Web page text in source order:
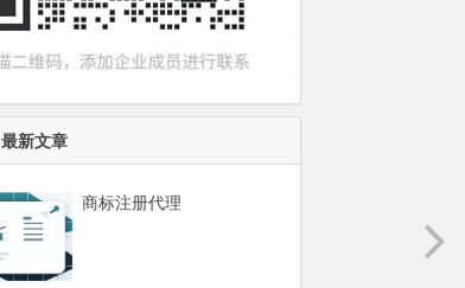
最新文章
商标注册代理